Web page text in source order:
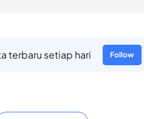
terbaru setiap hari Follow